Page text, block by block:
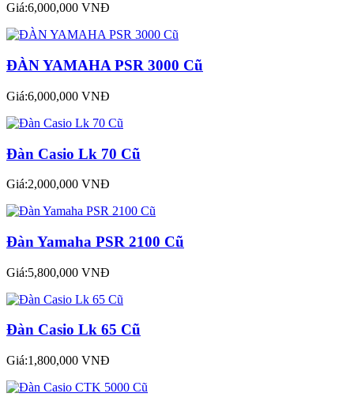
Giá:6,000,000 VNĐ
ĐÀN YAMAHA PSR 3000 Cũ
Giá:6,000,000 VNĐ
Đàn Casio Lk 70 Cũ
Giá:2,000,000 VNĐ
Đàn Yamaha PSR 2100 Cũ
Giá:5,800,000 VNĐ
Đàn Casio Lk 65 Cũ
Giá:1,800,000 VNĐ